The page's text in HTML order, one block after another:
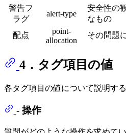
警告フ
ラグ
alert-type
安全性の
なもの
配点
point-
allocation
その問題
4．タグ項目の値
各タグ項目の値について説明する
- 操作